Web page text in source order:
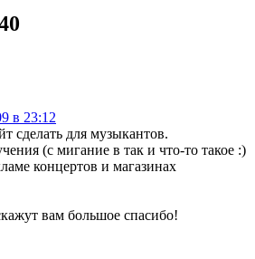
в 23:12
сделать для музыкантов.
(с мигание в так и что-то такое :)
концертов и магазинах
вам большое спасибо!